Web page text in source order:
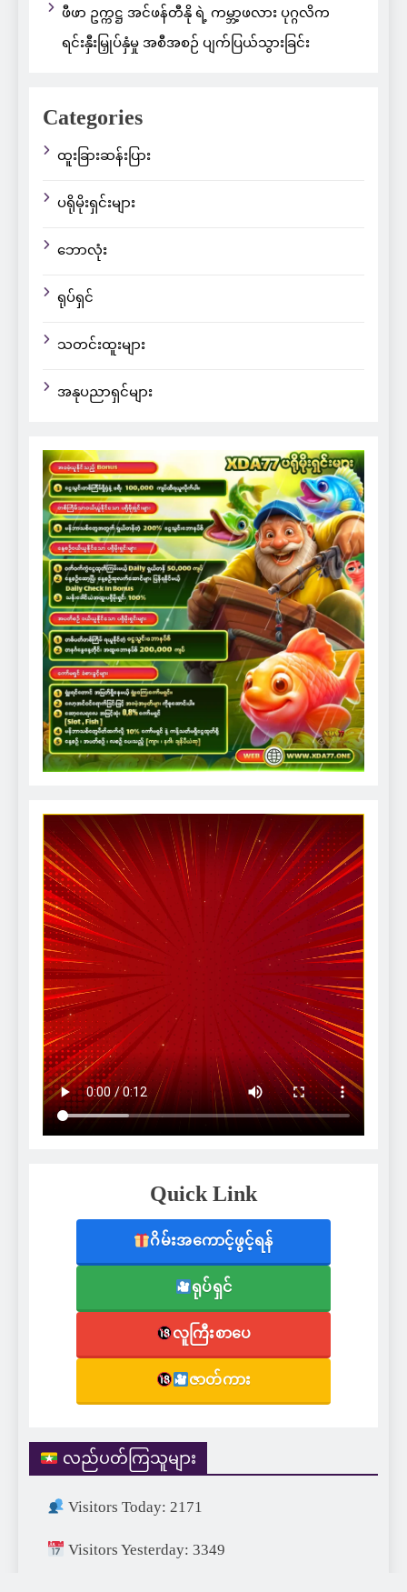
ဖီဖာ ဥက္ကဋ္ဌ အင်ဖန်တီနို ရဲ့ ကမ္ဘာ့ဖလား ပုဂ္ဂလိက
ရင်းနှီးမြှုပ်နှံမှု အစီအစဉ် ပျက်ပြယ်သွားခြင်း
Categories
ထူးခြားဆန်းပြား
ပရိုမိုးရှင်းများ
ဘောလုံး
ရုပ်ရှင်
သတင်းထူးများ
အနုပညာရှင်များ
Quick Link
ဂိမ်းအကောင့်ဖွင့်ရန်
ရုပ်ရှင်
လူကြီးစာပေ
ဇာတ်ကား
လည်ပတ်ကြသူများ
Visitors Today: 2171
Visitors Yesterday: 3349